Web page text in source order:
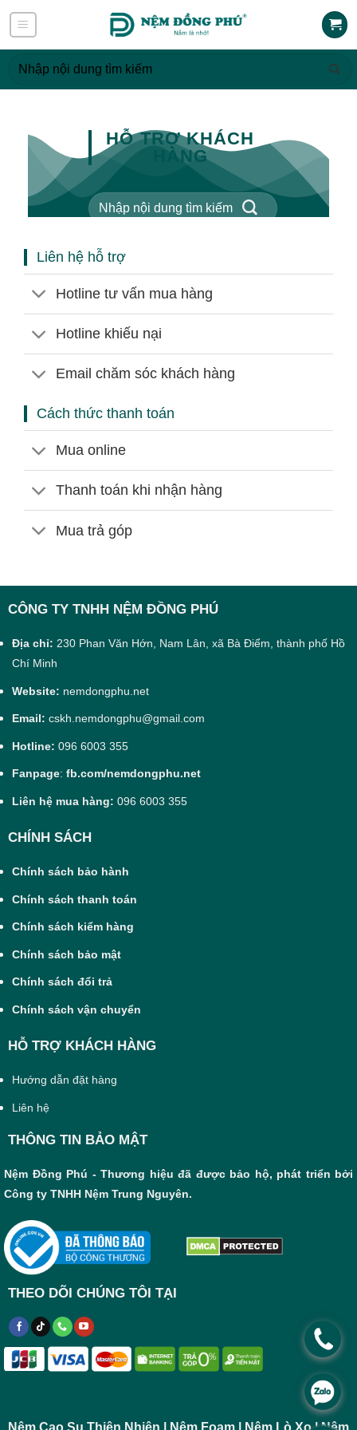
Skip
content
kiếm:
HỖ TRỢ KHÁCH
HÀNG
Tìm
Liên hệ hỗ trợ
Hotline tư vấn mua hàng
Hotline khiếu nại
Email chăm sóc khách hàng
Cách thức thanh toán
Mua online
Thanh toán khi nhận hàng
Mua trả góp
CÔNG TY TNHH NỆM ĐỒNG PHÚ
Địa chỉ: 230 Phan Văn Hớn, Nam Lân, xã Bà Điểm, thành phố Hồ
Chí Minh
Website: nemdongphu.net
Email: cskh.nemdongphu@gmail.com
Hotline: 096 6003 355
Fanpage: fb.com/nemdongphu.net
Liên hệ mua hàng: 096 6003 355
CHÍNH SÁCH
Chính sách bảo hành
Chính sách thanh toán
Chính sách kiểm hàng
Chính sách bảo mật
Chính sách đổi trả
Chính sách vận chuyển
HỖ TRỢ KHÁCH HÀNG
Hướng dẫn đặt hàng
Liên hệ
THÔNG TIN BẢO MẬT
Nệm Đồng Phú - Thương hiệu đã được bảo hộ, phát triển bởi
Công ty TNHH Nệm Trung Nguyên.
THEO DÕI CHÚNG TÔI TẠI
Nệm Cao Su Thiên Nhiên | Nệm Foam | Nệm Lò Xo | Nệm
.
.